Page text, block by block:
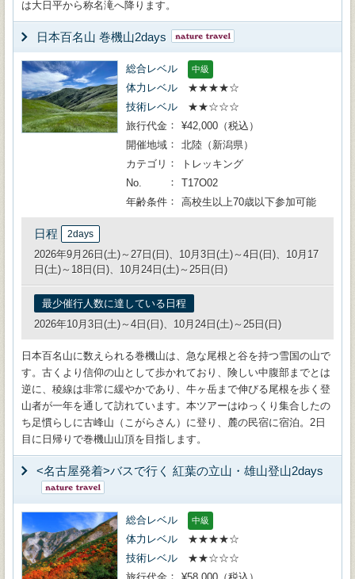
は大日平から称名滝へ降ります。
日本百名山 巻機山2days
総合レベル 中級
体力レベル
★★★★☆
技術レベル
★★☆☆☆
旅行代金
¥42,000（税込）
開催地域
北陸（新潟県）
カテゴリ
トレッキング
No.
T17O02
年齢条件
高校生以上70歳以下参加可能
日程 2days
2026年9月26日(土)～27日(日)、10月3日(土)～4日(日)、10月17
日(土)～18日(日)、10月24日(土)～25日(日)
最少催行人数に達している日程
2026年10月3日(土)～4日(日)、10月24日(土)～25日(日)
日本百名山に数えられる巻機山は、急な尾根と谷を持つ雪国の山で
す。古くより信仰の山として歩かれており、険しい中腹部までとは
逆に、稜線は非常に緩やかであり、牛ヶ岳まで伸びる尾根を歩く登
山者が一年を通して訪れています。本ツアーはゆっくり集合したの
ち足慣らしに古峰山（こがらさん）に登り、麓の民宿に宿泊。2日
目に日帰りで巻機山山頂を目指します。
<名古屋発着>バスで行く 紅葉の立山・雄山登山2days
総合レベル 中級
体力レベル
★★★★☆
技術レベル
★★☆☆☆